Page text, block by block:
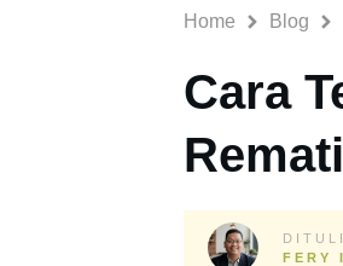
Home Blog
Cara
FERY